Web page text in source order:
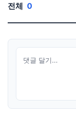
전체 0